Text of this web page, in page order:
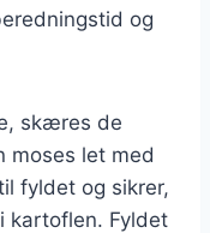
og
skæres de
moses let med
fyldet og sikrer,
kartoflen. Fyldet